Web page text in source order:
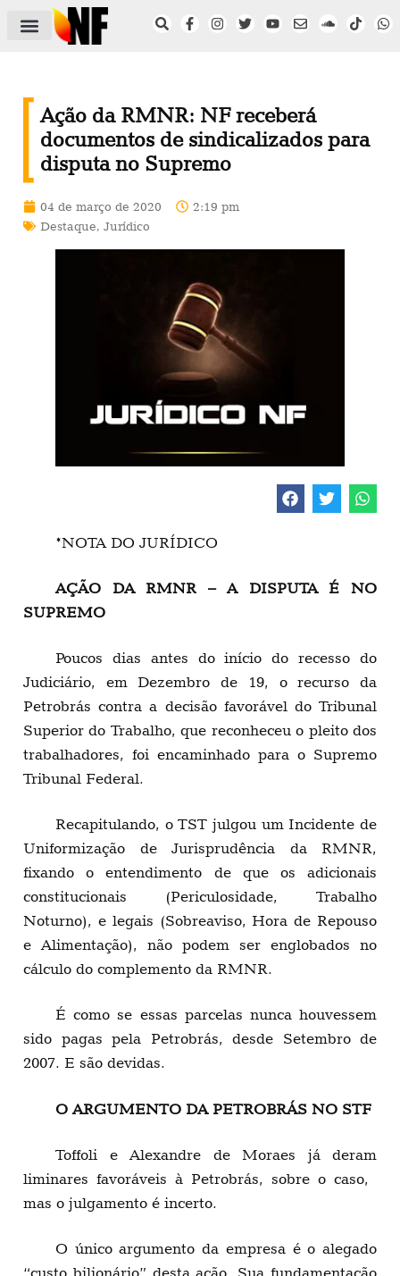
Ação da RMNR: NF receberá
documentos de sindicalizados para
disputa no Supremo
04 de março de 2020
2:19 pm
Destaque, Jurídico
*NOTA DO JURÍDICO
AÇÃO DA RMNR – A DISPUTA É NO
SUPREMO
Poucos dias antes do início do recesso do
Judiciário, em Dezembro de 19, o recurso da
Petrobrás contra a decisão favorável do Tribunal
Superior do Trabalho, que reconheceu o pleito dos
trabalhadores, foi encaminhado para o Supremo
Tribunal Federal.
Recapitulando, o TST julgou um Incidente de
Uniformização de Jurisprudência da RMNR,
fixando o entendimento de que os adicionais
constitucionais (Periculosidade, Trabalho
Noturno), e legais (Sobreaviso, Hora de Repouso
e Alimentação), não podem ser englobados no
cálculo do complemento da RMNR.
É como se essas parcelas nunca houvessem
sido pagas pela Petrobrás, desde Setembro de
2007. E são devidas.
O ARGUMENTO DA PETROBRÁS NO STF
Toffoli e Alexandre de Moraes já deram
liminares favoráveis à Petrobrás, sobre o caso,
mas o julgamento é incerto.
O único argumento da empresa é o alegado
“custo bilionário” desta ação. Sua fundamentação